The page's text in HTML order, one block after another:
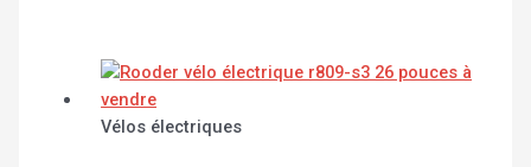
Vélos électriques